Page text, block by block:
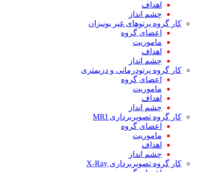
اهداف
چشم انداز
کار گروه پرتوهای غیر یونیزان
اعضای گروه
ماموریت
اهداف
چشم انداز
کار گروه پرتودرمانی و دزیمتری
اعضای گروه
ماموریت
اهداف
چشم انداز
کار گروه تصویربرداری MRI
اعضای گروه
ماموریت
اهداف
چشم انداز
کار گروه تصویربرداری X-Ray